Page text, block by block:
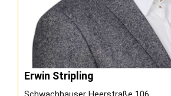
Erwin Stripling